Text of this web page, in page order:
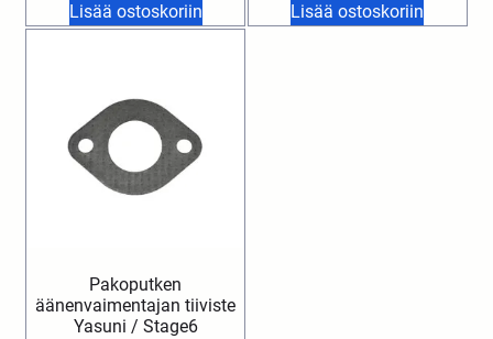
Lisää ostoskoriin Lisää ostoskoriin
Pakoputken
äänenvaimentajan tiiviste
Yasuni / Stage6